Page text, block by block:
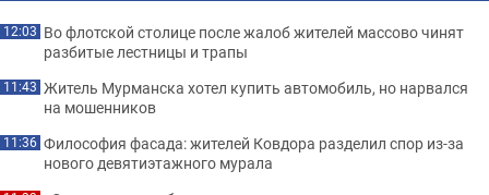
12:03 Во флотской столице после жалоб жителей массово чинят
разбитые лестницы и трапы
11:43 Житель Мурманска хотел купить автомобиль, но нарвался
на мошенников
11:36 Философия фасада: жителей Ковдора разделил спор из-за
нового девятиэтажного мурала